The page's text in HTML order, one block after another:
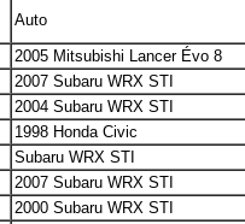
Auto
2005 Mitsubishi Lancer Évo 8
2007 Subaru WRX STI
2004 Subaru WRX STI
1998 Honda Civic
Subaru WRX STI
2007 Subaru WRX STI
2000 Subaru WRX STI